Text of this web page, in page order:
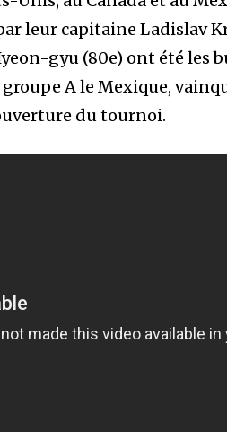
leur capitaine Ladislav
gyu (80e) ont été les
A le Mexique,
du tournoi.